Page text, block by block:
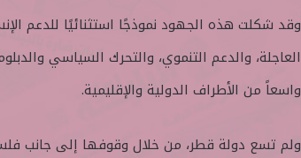
وقد شكلت هذه الجهود نموذجًا استثنائيًا للدعم
العاجلة، والدعم التنموي، والتحرك السياسي
واسعاً من الأطراف الدولية والإقليمية.
ولم تسع دولة قطر، من خلال وقوفها إلى جانب